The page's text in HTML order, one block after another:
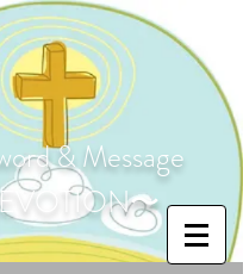
& Message
〜